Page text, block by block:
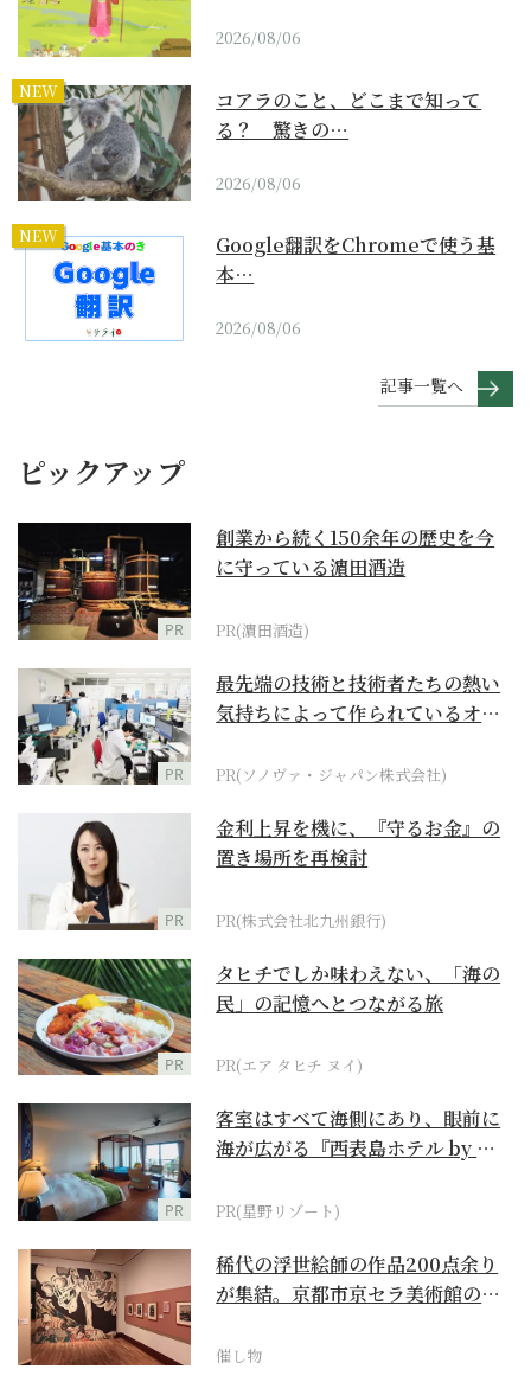
2026/08/06
NEW
コアラのこと、どこまで知って
る？ 驚きの…
2026/08/06
NEW
Google翻訳をChromeで使う基
本…
2026/08/06
記事一覧へ
ピックアップ
PR
創業から続く150余年の歴史を今
に守っている濵田酒造
PR(濵田酒造)
PR
最先端の技術と技術者たちの熱い
気持ちによって作られているオー
PR(ソノヴァ・ジャパン株式会社)
PR
金利上昇を機に、『守るお金』の
置き場所を再検討
PR(株式会社北九州銀行)
PR
タヒチでしか味わえない、「海の
民」の記憶へとつながる旅
PR(エア タヒチ ヌイ)
PR
客室はすべて海側にあり、眼前に
海が広がる『西表島ホテル by 星
PR(星野リゾート)
稀代の浮世絵師の作品200点余り
が集結。京都市京セラ美術館の
催し物